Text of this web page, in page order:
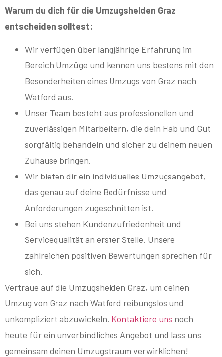
Warum du dich für die Umzugshelden Graz
entscheiden solltest:
Wir verfügen über langjährige Erfahrung im
Bereich Umzüge und kennen uns bestens mit den
Besonderheiten eines Umzugs von Graz nach
Watford aus.
Unser Team besteht aus professionellen und
zuverlässigen Mitarbeitern, die dein Hab und Gut
sorgfältig behandeln und sicher zu deinem neuen
Zuhause bringen.
Wir bieten dir ein individuelles Umzugsangebot,
das genau auf deine Bedürfnisse und
Anforderungen zugeschnitten ist.
Bei uns stehen Kundenzufriedenheit und
Servicequalität an erster Stelle. Unsere
zahlreichen positiven Bewertungen sprechen für
sich.
Vertraue auf die Umzugshelden Graz, um deinen
Umzug von Graz nach Watford reibungslos und
unkompliziert abzuwickeln. Kontaktiere uns noch
heute für ein unverbindliches Angebot und lass uns
gemeinsam deinen Umzugstraum verwirklichen!